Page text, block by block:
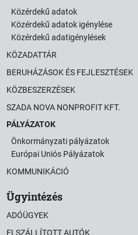
Közérdekű adatok
Közérdekű adatok igénylése
Közérdekű adatigénylések
KÖZADATTÁR
BERUHÁZÁSOK ÉS FEJLESZTÉSEK
KÖZBESZERZÉSEK
SZADA NOVA NONPROFIT KFT.
PÁLYÁZATOK
Önkormányzati pályázatok
Európai Uniós Pályázatok
KOMMUNIKÁCIÓ
Ügyintézés
ADÓÜGYEK
ELSZÁLLÍTOTT AUTÓK